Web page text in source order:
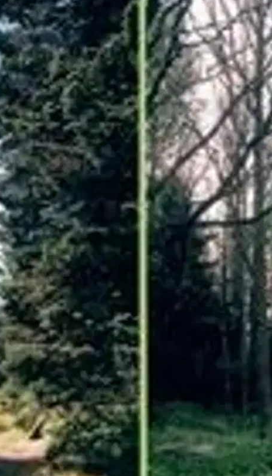
on juuri ilmestynyt. Tekijöinä ovat tunnetut dendrologimme Pentti
puistoista ja puutarhoista, joita esitellään 85
ja Metsäntutkimuslaitoksen laajoja ulkomaisten puulajien
muuten parantaa, anna palautetta.